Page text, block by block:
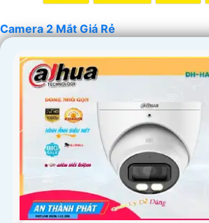
Camera 2 Mắt Giá Rẻ